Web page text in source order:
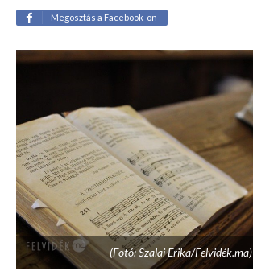
Megosztás a Facebook-on
(Fotó: Szalai Erika/Felvidék.ma)